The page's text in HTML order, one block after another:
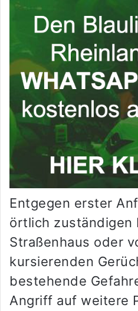
Entgegen erster
örtlich zuständigen
Straßenhaus oder
kursierenden
bestehende
Angriff auf weitere